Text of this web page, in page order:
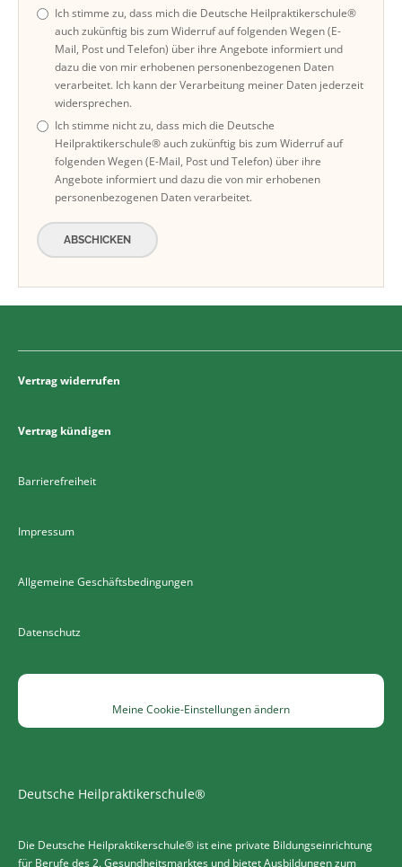
Ich stimme zu, dass mich die Deutsche Heilpraktikerschule®
auch zukünftig bis zum Widerruf auf folgenden Wegen (E-
Mail, Post und Telefon) über ihre Angebote informiert und
dazu die von mir erhobenen personenbezogenen Daten
verarbeitet. Ich kann der Verarbeitung meiner Daten jederzeit
widersprechen.
Ich stimme nicht zu, dass mich die Deutsche
Heilpraktikerschule® auch zukünftig bis zum Widerruf auf
folgenden Wegen (E-Mail, Post und Telefon) über ihre
Angebote informiert und dazu die von mir erhobenen
personenbezogenen Daten verarbeitet.
ABSCHICKEN
Vertrag widerrufen
Vertrag kündigen
Barrierefreiheit
Impressum
Allgemeine Geschäftsbedingungen
Datenschutz
Meine Cookie-Einstellungen ändern
Deutsche Heilpraktikerschule®
Die Deutsche Heilpraktikerschule® ist eine private Bildungseinrichtung
für Berufe des 2. Gesundheitsmarktes und bietet Ausbildungen zum